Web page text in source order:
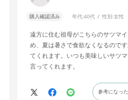
購入確認済み 年代:40代 性別:女性
遠方に住む祖母がこちらのサツマ
め、夏は暑さで食欲なくなるので
てくれます。いつも美味しいサツ
言ってくれます。
参考になった